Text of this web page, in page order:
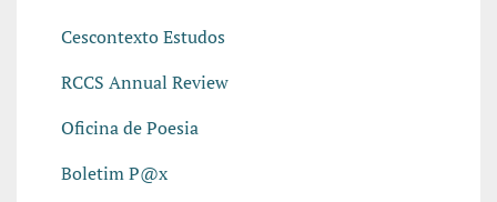
Cescontexto Estudos
RCCS Annual Review
Oficina de Poesia
Boletim P@x